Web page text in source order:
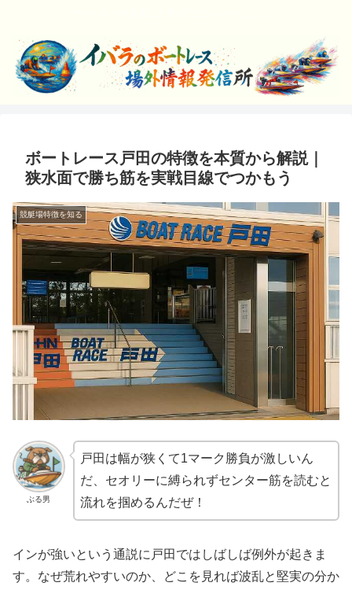
ボートレース戸田の特徴を本質から解説｜
狭水面で勝ち筋を実戦目線でつかもう
競艇場特徴を知る
ぶる男
戸田は幅が狭くて1マーク勝負が激しいん
だ、セオリーに縛られずセンター筋を読むと
流れを掴めるんだぜ！
インが強いという通説に戸田ではしばしば例外が起きま
す。なぜ荒れやすいのか、どこを見れば波乱と堅実の分か